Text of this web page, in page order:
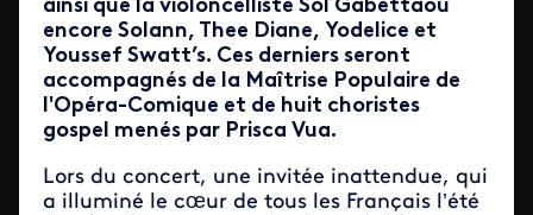
ainsi que la violoncelliste Sol Gabettaou
encore Solann, Thee Diane, Yodelice et
Youssef Swatt’s. Ces derniers seront
accompagnés de la Maîtrise Populaire de
l'Opéra-Comique et de huit choristes
gospel menés par Prisca Vua.
Lors du concert, une invitée inattendue, qui
a illuminé le cœur de tous les Français l’été